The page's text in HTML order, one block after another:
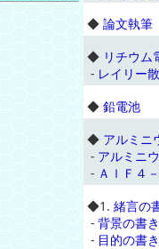
◆ 論文執筆
◆ リチウム
- レイリー
◆ 鉛電池
◆ アルミニ
- アルミニ
- ＡｌＦ４
◆1. 緒言の
- 背景の書
- 目的の書